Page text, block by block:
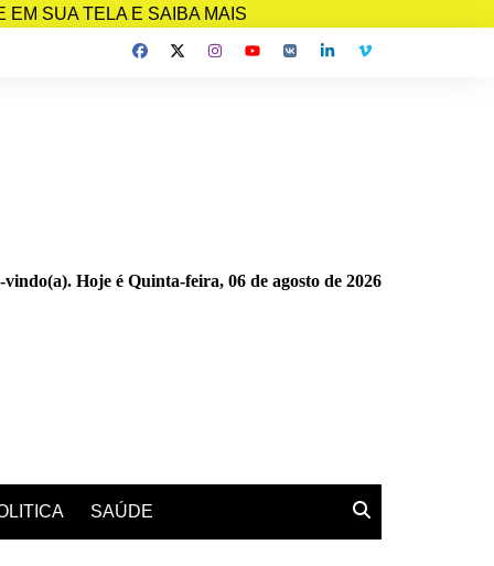
SUA TELA E SAIBA MAIS
vindo(a). Hoje é Quinta-feira, 06 de agosto de 2026
SAÚDE